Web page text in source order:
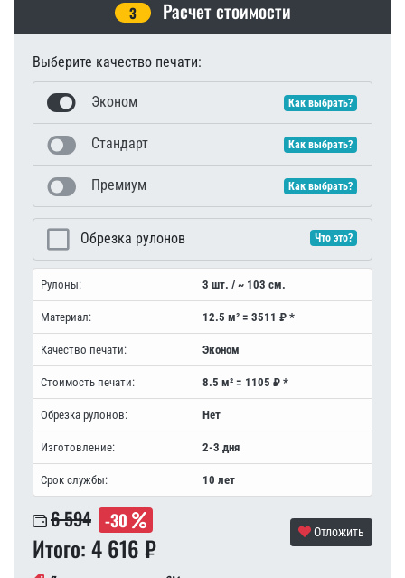
3 Расчет стоимости
Выберите качество печати:
Эконом Как выбрать?
Стандарт Как выбрать?
Премиум Как выбрать?
Обрезка рулонов Что это?
Рулоны: 3 шт. / ~ 103 см.
Материал: 12.5 м² = 3511 ₽ *
Качество печати: Эконом
Стоимость печати: 8.5 м² = 1105 ₽ *
Обрезка рулонов: Нет
Изготовление: 2-3 дня
Срок службы: 10 лет
6 594 -30
Итого: 4 616 ₽ Отложить